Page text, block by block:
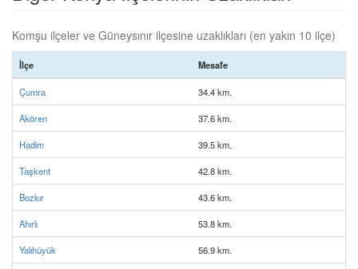
Komşu ilçeler ve Güneysınır ilçesine uzaklıkları (en yakın 10 ilçe)
İlçe Mesafe
Çumra 34.4 km.
Akören 37.6 km.
Hadim 39.5 km.
Taşkent 42.8 km.
Bozkır 43.6 km.
Ahırlı 53.8 km.
Yalıhüyük 56.9 km.